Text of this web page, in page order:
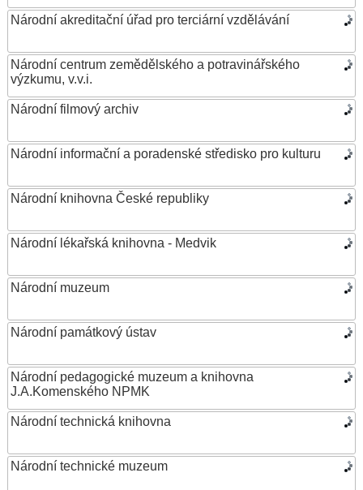
Národní akreditační úřad pro terciární vzdělávání
Národní centrum zemědělského a potravinářského
výzkumu, v.v.i.
Národní filmový archiv
Národní informační a poradenské středisko pro kulturu
Národní knihovna České republiky
Národní lékařská knihovna - Medvik
Národní muzeum
Národní památkový ústav
Národní pedagogické muzeum a knihovna
J.A.Komenského NPMK
Národní technická knihovna
Národní technické muzeum